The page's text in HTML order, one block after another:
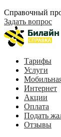
Справочный
Задать вопрос
Тарифы
Услуги
Интернет
Акции
Оплата
Подать
Отзывы